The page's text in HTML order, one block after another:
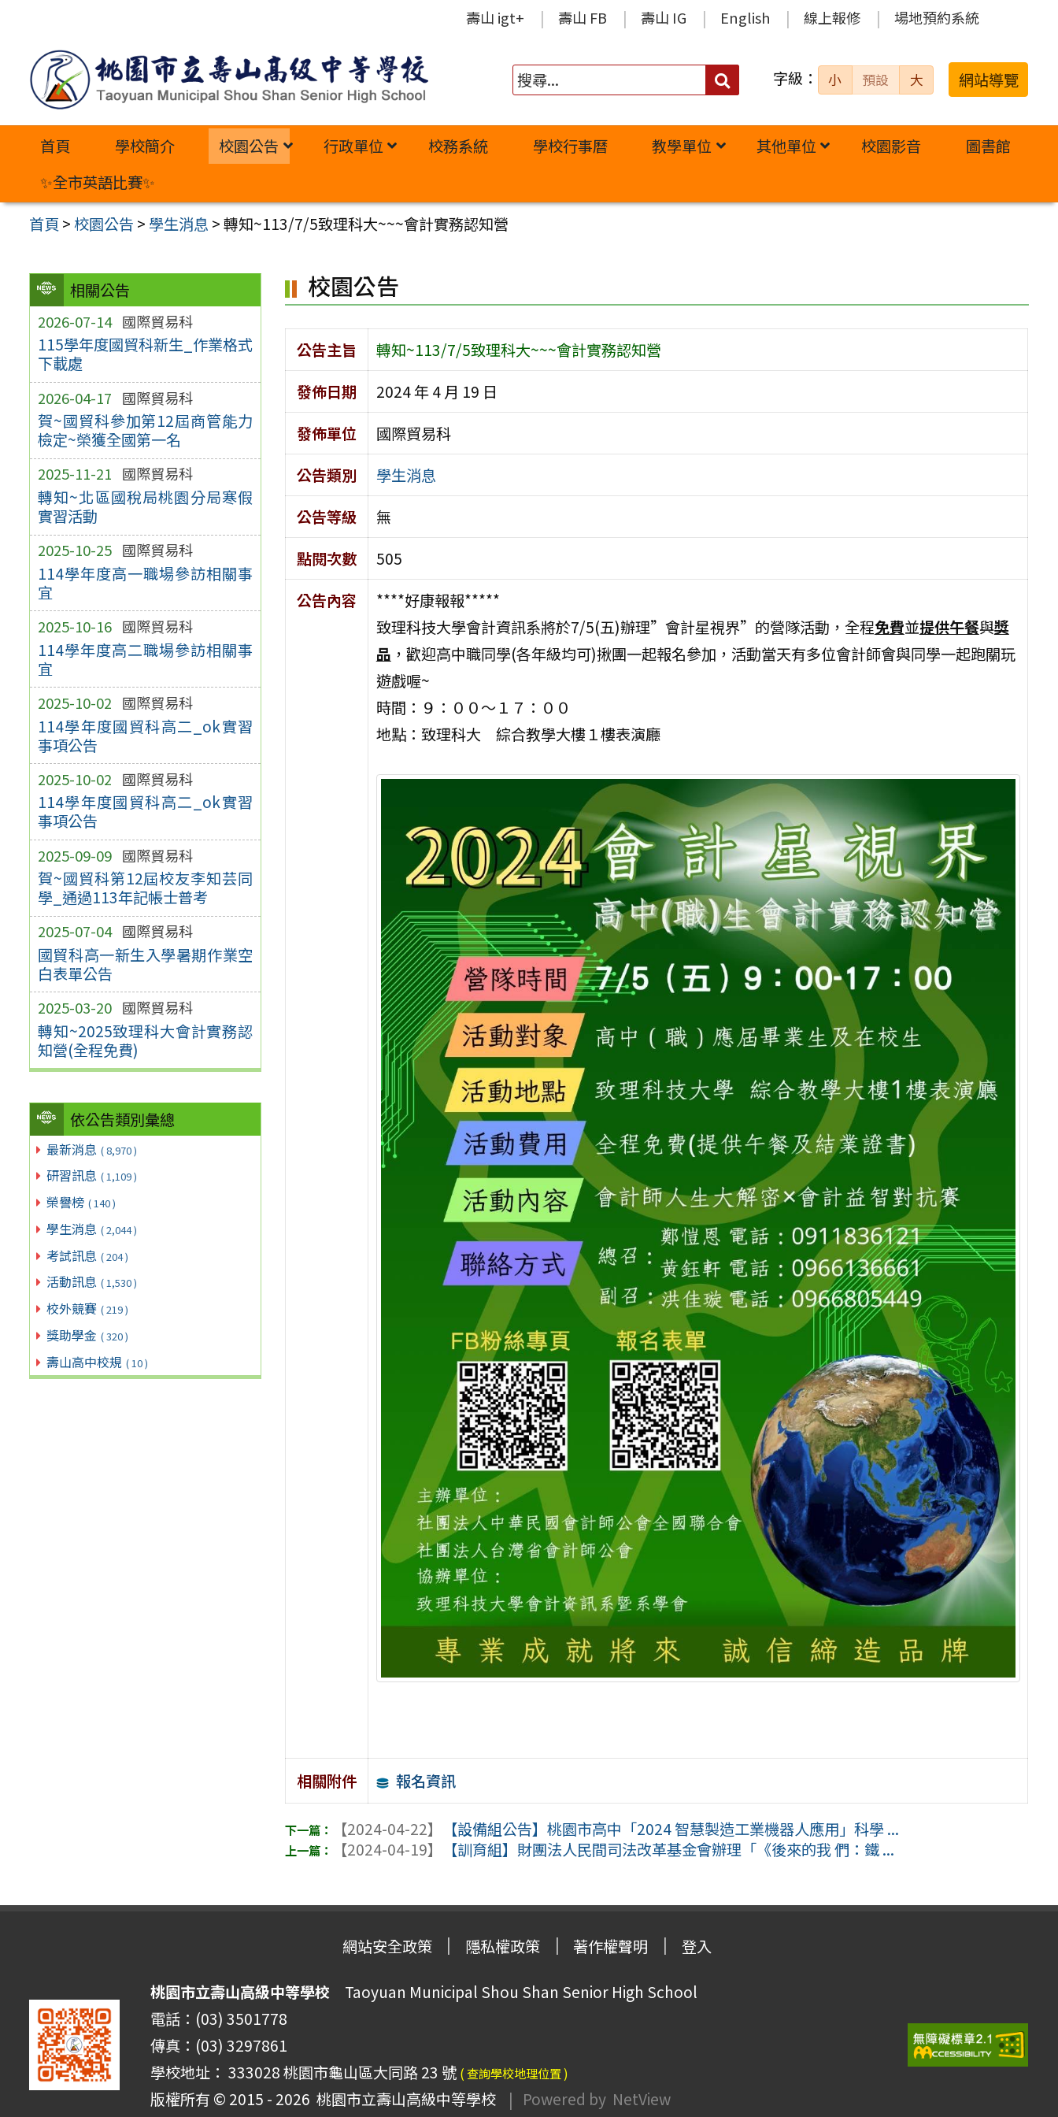
內
壽山 igt+ 壽山 FB 壽山 IG English 線上報修 場地預約系統
搜
字級： 小 預設 大 網站導覽
首頁 學校簡介 校園公告 行政單位 校務系統 學校行事曆 教學單位 其他單位 校園影音
圖書館
✨全市英語比賽✨
首頁 >校園公告 > 學生消息 >轉知~113/7/5致理科大~~~會計實務認知營
相關公告
2026-07-14 國際貿易科
115學年度國貿科新生_作業格式
下載處
2026-04-17 國際貿易科
賀~國貿科參加第12屆商管能力
檢定~榮獲全國第一名
2025-11-21 國際貿易科
轉知~北區國稅局桃園分局寒假
實習活動
2025-10-25 國際貿易科
114學年度高一職場參訪相關事
宜
2025-10-16 國際貿易科
114學年度高二職場參訪相關事
宜
2025-10-02 國際貿易科
114學年度國貿科高二_ok實習
事項公告
2025-10-02 國際貿易科
114學年度國貿科高二_ok實習
事項公告
2025-09-09 國際貿易科
賀~國貿科第12屆校友李知芸同
學_通過113年記帳士普考
2025-07-04 國際貿易科
國貿科高一新生入學暑期作業空
白表單公告
2025-03-20 國際貿易科
轉知~2025致理科大會計實務認
知營(全程免費)
依公告類別彙總
最新消息 ( 8,970 )
研習訊息 ( 1,109 )
榮譽榜 ( 140 )
學生消息 ( 2,044 )
考試訊息 ( 204 )
活動訊息 ( 1,530 )
校外競賽 ( 219 )
獎助學金 ( 320 )
壽山高中校規 ( 10 )
校園公告
公告主旨
轉知~113/7/5致理科大~~~會計實務認知營
發佈日期
2024 年 4 月 19 日
發佈單位
國際貿易科
公告類別
學生消息
公告等級
無
點閱次數
505
公告內容
****好康報報*****
致理科技大學會計資訊系將於7/5(五)辦理”會計星視界”的營隊活動，全程免費並提供午餐與獎
品 ，歡迎高中職同學(各年級均可)揪團一起報名參加，活動當天有多位會計師會與同學一起跑關玩
遊戲喔~
時間：９：００～１７：００
地點：致理科大 綜合教學大樓１樓表演廳
相關附件 報名資訊
【2024-04-22】
【設備組公告】桃園市高中「2024 智慧製造工業機器人應用」科學 ...
【2024-04-19】
【訓育組】財團法人民間司法改革基金會辦理「《後來的我 們：鐵 ...
網站安全政策 隱私權政策 著作權聲明 登入
桃園市立壽山高級中等學校 Taoyuan Municipal Shou Shan Senior High School
電話：(03) 3501778
傳真：(03) 3297861
學校地址： 333028 桃園市龜山區大同路 23 號 ( 查詢學校地理位置 )
版權所有 © 2015 - 2026 桃園市立壽山高級中等學校 | Powered by NetView